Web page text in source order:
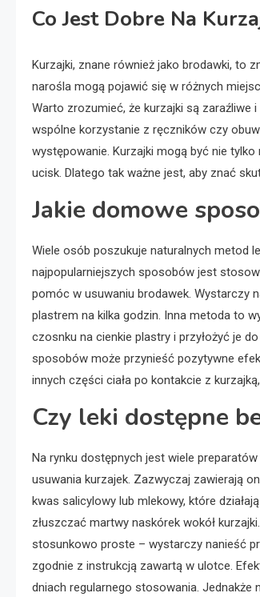
Co Jest Dobre Na
Kurzajki, znane również jako brodawki, to
narośla mogą pojawić się w różnych
Warto zrozumieć, że kurzajki są zaraźliwe
wspólne korzystanie z ręczników czy
występowanie. Kurzajki mogą być nie
ucisk. Dlatego tak ważne jest, aby znać
Jakie domowe
Wiele osób poszukuje naturalnych metod
najpopularniejszych sposobów jest
pomóc w usuwaniu brodawek. Wystarczy
plastrem na kilka godzin. Inna metoda to
czosnku na cienkie plastry i przyłożyć je
sposobów może przynieść pozytywne
innych części ciała po kontakcie z
Czy leki dostępne
Na rynku dostępnych jest wiele
usuwania kurzajek. Zazwyczaj zawierają
kwas salicylowy lub mlekowy, które
złuszczać martwy naskórek wokół
stosunkowo proste – wystarczy nanieść
zgodnie z instrukcją zawartą w ulotce.
dniach regularnego stosowania. Jednakże